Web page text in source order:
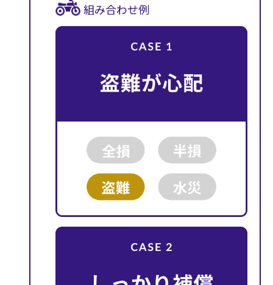
組み合わせ例